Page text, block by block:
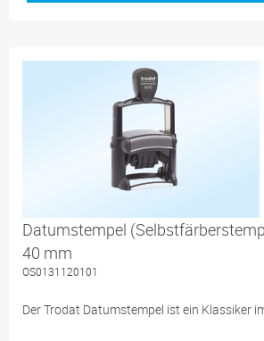
Datumstempel
40 mm
OS0131120101
Der Trodat Datumstempel ist ein Klassiker